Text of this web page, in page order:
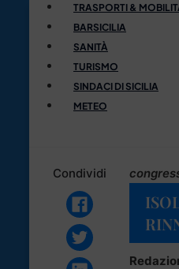
TRASPORTI &
BARSICILIA
SANITÀ
TURISMO
SINDACI DI SICILIA
METEO
Condividi